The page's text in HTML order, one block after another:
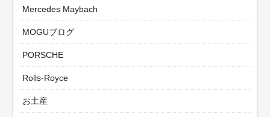
Mercedes Maybach
MOGUブログ
PORSCHE
Rolls-Royce
お土産